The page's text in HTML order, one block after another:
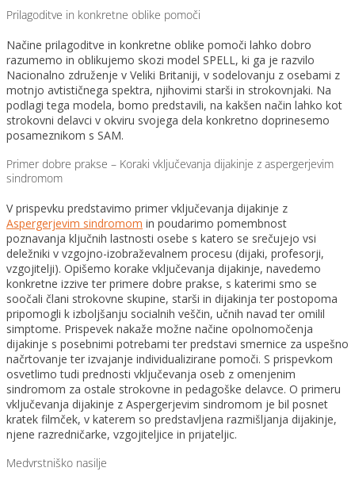
Prilagoditve in konkretne oblike pomoči
Načine prilagoditve in konkretne oblike pomoči lahko dobro
razumemo in oblikujemo skozi model SPELL, ki ga je razvilo
Nacionalno združenje v Veliki Britaniji, v sodelovanju z osebami z
motnjo avtističnega spektra, njihovimi starši in strokovnjaki. Na
podlagi tega modela, bomo predstavili, na kakšen način lahko kot
strokovni delavci v okviru svojega dela konkretno doprinesemo
posameznikom s SAM.
Primer dobre prakse – Koraki vključevanja dijakinje z aspergerjevim
sindromom
V prispevku predstavimo primer vključevanja dijakinje z
Aspergerjevim sindromom in poudarimo pomembnost
poznavanja ključnih lastnosti osebe s katero se srečujejo vsi
deležniki v vzgojno-izobraževalnem procesu (dijaki, profesorji,
vzgojitelji). Opišemo korake vključevanja dijakinje, navedemo
konkretne izzive ter primere dobre prakse, s katerimi smo se
soočali člani strokovne skupine, starši in dijakinja ter postopoma
pripomogli k izboljšanju socialnih veščin, učnih navad ter omilil
simptome. Prispevek nakaže možne načine opolnomočenja
dijakinje s posebnimi potrebami ter predstavi smernice za uspešno
načrtovanje ter izvajanje individualizirane pomoči. S prispevkom
osvetlimo tudi prednosti vključevanja oseb z omenjenim
sindromom za ostale strokovne in pedagoške delavce. O primeru
vključevanja dijakinje z Aspergerjevim sindromom je bil posnet
kratek filmček, v katerem so predstavljena razmišljanja dijakinje,
njene razredničarke, vzgojiteljice in prijateljic.
Medvrstniško nasilje